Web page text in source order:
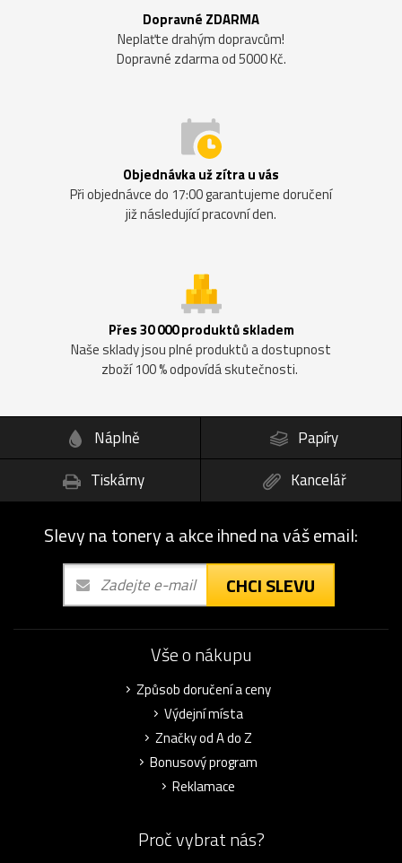
Dopravné ZDARMA
Neplaťte drahým dopravcům!
Dopravné zdarma od 5000 Kč.
Objednávka už zítra u vás
Při objednávce do 17:00 garantujeme doručení
již následující pracovní den.
Přes 30 000 produktů skladem
Naše sklady jsou plné produktů a dostupnost
zboží 100 % odpovídá skutečnosti.
Náplně
Papíry
Tiskárny
Kancelář
Slevy na tonery a akce ihned na váš email:
CHCI SLEVU
Vše o nákupu
Způsob doručení a ceny
Výdejní místa
Značky od A do Z
Bonusový program
Reklamace
Proč vybrat nás?